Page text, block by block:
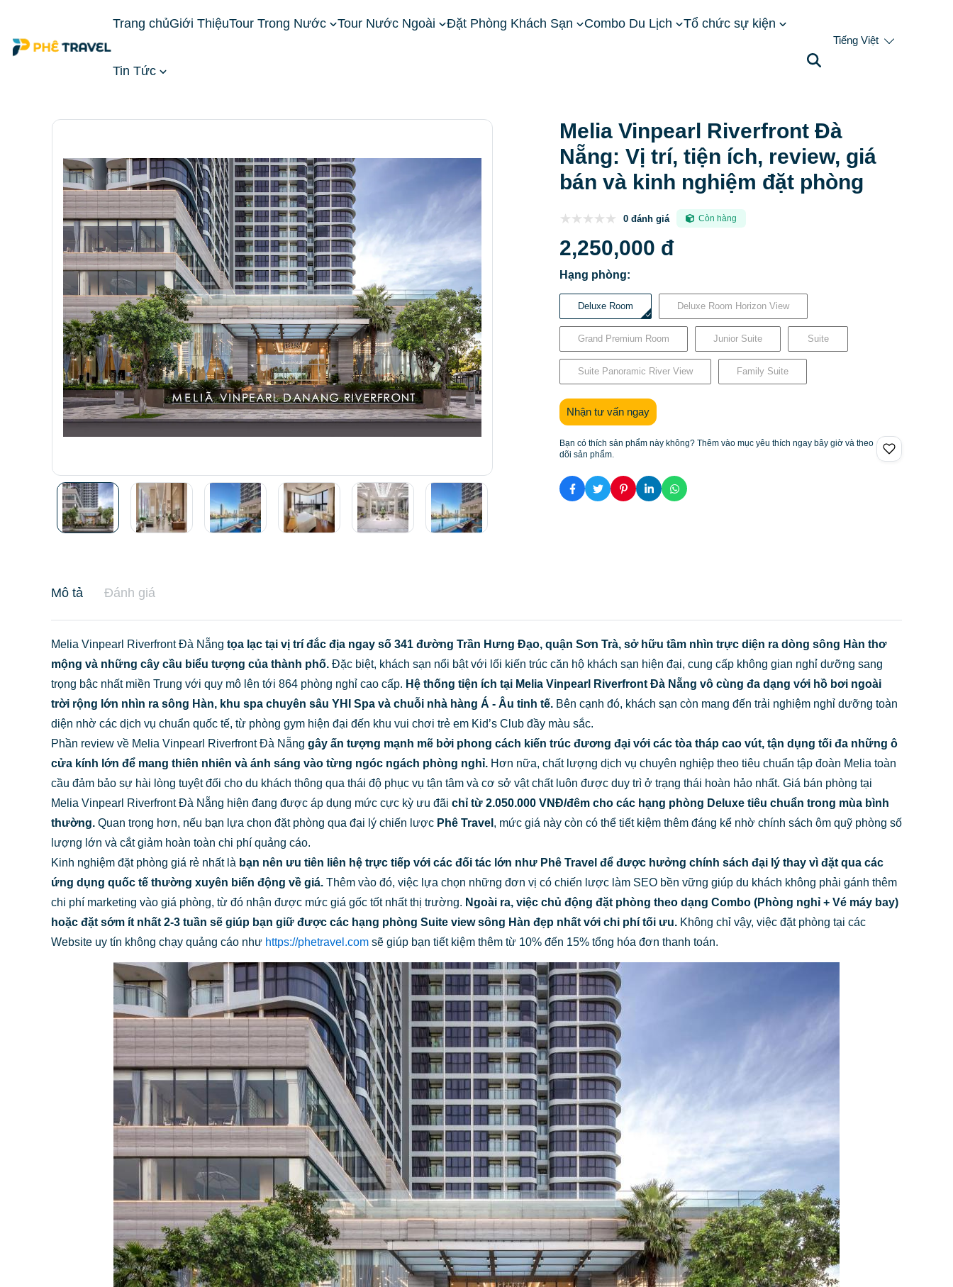
Trang chủGiới ThiệuTour Trong Nước Tour Nước Ngoài Đặt Phòng Khách Sạn Combo Du Lịch Tổ chức sự kiện
Tin Tức
Tiếng Việt
Đặt Phòng Khách Sạn
Melia Vinpearl Riverfront Đà
Nẵng: Vị trí, tiện ích, review, giá
bán và kinh nghiệm đặt phòng
0 đánh giá Còn hàng
2,250,000 đ
Hạng phòng:
Deluxe Room Deluxe Room Horizon View
Grand Premium Room Junior Suite Suite
Suite Panoramic River View Family Suite
Nhận tư vấn ngay
Bạn có thích sản phẩm này không? Thêm vào mục yêu thích ngay bây giờ và theo
dõi sản phẩm.
Mô tả Đánh giá
Melia Vinpearl Riverfront Đà Nẵng tọa lạc tại vị trí đắc địa ngay số 341 đường Trần Hưng Đạo, quận Sơn Trà, sở hữu tầm nhìn trực diện ra dòng sông Hàn thơ
mộng và những cây cầu biểu tượng của thành phố. Đặc biệt, khách sạn nổi bật với lối kiến trúc căn hộ khách sạn hiện đại, cung cấp không gian nghỉ dưỡng sang
trọng bậc nhất miền Trung với quy mô lên tới 864 phòng nghỉ cao cấp. Hệ thống tiện ích tại Melia Vinpearl Riverfront Đà Nẵng vô cùng đa dạng với hồ bơi ngoài
trời rộng lớn nhìn ra sông Hàn, khu spa chuyên sâu YHI Spa và chuỗi nhà hàng Á - Âu tinh tế. Bên cạnh đó, khách sạn còn mang đến trải nghiệm nghỉ dưỡng toàn
diện nhờ các dịch vụ chuẩn quốc tế, từ phòng gym hiện đại đến khu vui chơi trẻ em Kid’s Club đầy màu sắc.
Phần review về Melia Vinpearl Riverfront Đà Nẵng gây ấn tượng mạnh mẽ bởi phong cách kiến trúc đương đại với các tòa tháp cao vút, tận dụng tối đa những ô
cửa kính lớn để mang thiên nhiên và ánh sáng vào từng ngóc ngách phòng nghỉ. Hơn nữa, chất lượng dịch vụ chuyên nghiệp theo tiêu chuẩn tập đoàn Melia toàn
cầu đảm bảo sự hài lòng tuyệt đối cho du khách thông qua thái độ phục vụ tận tâm và cơ sở vật chất luôn được duy trì ở trạng thái hoàn hảo nhất. Giá bán phòng tại
Melia Vinpearl Riverfront Đà Nẵng hiện đang được áp dụng mức cực kỳ ưu đãi chỉ từ 2.050.000 VNĐ/đêm cho các hạng phòng Deluxe tiêu chuẩn trong mùa bình
thường. Quan trọng hơn, nếu bạn lựa chọn đặt phòng qua đại lý chiến lược Phê Travel , mức giá này còn có thể tiết kiệm thêm đáng kể nhờ chính sách ôm quỹ phòng số
lượng lớn và cắt giảm hoàn toàn chi phí quảng cáo.
Kinh nghiệm đặt phòng giá rẻ nhất là bạn nên ưu tiên liên hệ trực tiếp với các đối tác lớn như Phê Travel để được hưởng chính sách đại lý thay vì đặt qua các
ứng dụng quốc tế thường xuyên biến động về giá. Thêm vào đó, việc lựa chọn những đơn vị có chiến lược làm SEO bền vững giúp du khách không phải gánh thêm
chi phí marketing vào giá phòng, từ đó nhận được mức giá gốc tốt nhất thị trường. Ngoài ra, việc chủ động đặt phòng theo dạng Combo (Phòng nghỉ + Vé máy bay)
hoặc đặt sớm ít nhất 2-3 tuần sẽ giúp bạn giữ được các hạng phòng Suite view sông Hàn đẹp nhất với chi phí tối ưu. Không chỉ vậy, việc đặt phòng tại các
Website uy tín không chạy quảng cáo như https://phetravel.com sẽ giúp bạn tiết kiệm thêm từ 10% đến 15% tổng hóa đơn thanh toán.